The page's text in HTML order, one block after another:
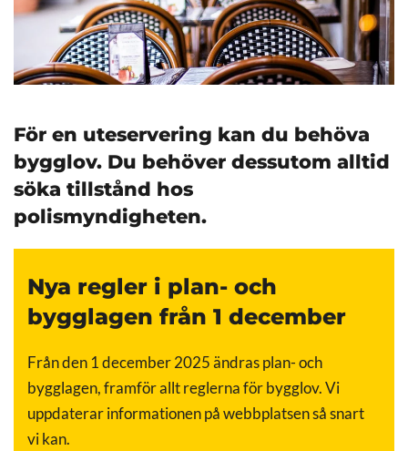
För en uteservering kan du behöva
bygglov. Du behöver dessutom alltid
söka tillstånd hos
polismyndigheten.
Nya regler i plan- och
bygglagen från 1 december
Från den 1 december 2025 ändras plan- och
bygglagen, framför allt reglerna för bygglov. Vi
uppdaterar informationen på webbplatsen så snart
vi kan.